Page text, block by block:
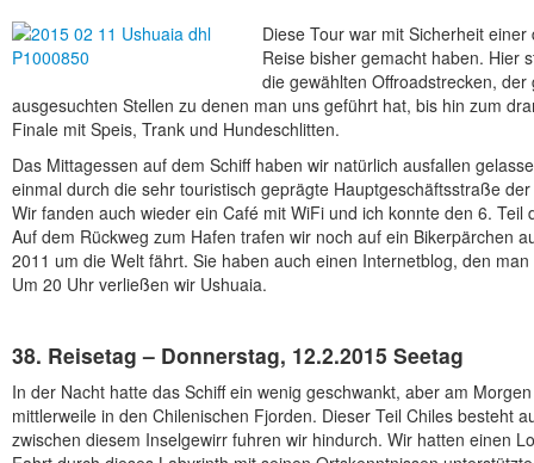
Diese Tour war mit Sicherheit
Reise bisher gemacht haben. Hier
die gewählten Offroadstrecken,
ausgesuchten Stellen zu denen man uns geführt hat, bis hin zum
Finale mit Speis, Trank und Hundeschlitten.
Das Mittagessen auf dem Schiff haben wir natürlich ausfallen
einmal durch die sehr touristisch geprägte Hauptgeschäftsstraße
Wir fanden auch wieder ein Café mit WiFi und ich konnte den 6. Teil
Auf dem Rückweg zum Hafen trafen wir noch auf ein Bikerpärchen
2011 um die Welt fährt. Sie haben auch einen Internetblog, den
Um 20 Uhr verließen wir Ushuaia.
38. Reisetag – Donnerstag, 12.2.2015 Seetag
In der Nacht hatte das Schiff ein wenig geschwankt, aber am
mittlerweile in den Chilenischen Fjorden. Dieser Teil Chiles besteht
zwischen diesem Inselgewirr fuhren wir hindurch. Wir hatten einen